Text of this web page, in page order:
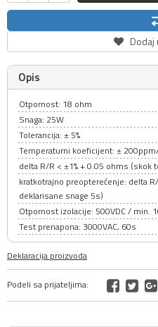
Dodaj
Opis
Otpornost: 18 ohm
Snaga: 25W
Tolerancija: ± 5%
Temperaturni koeficijent: ±
delta R/R < ±1% + 0.05 ohms
kratkotrajno preopterećenje: delta
deklarisane snage 5s)
Otpornost izolacije: 500VDC / min.
Test prenapona: 3000VAC, 60s
Deklaracija proizvoda
Podeli sa prijateljima: